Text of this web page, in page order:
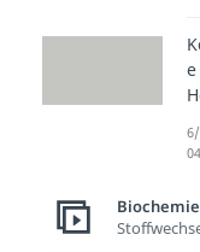
e
Biochemie